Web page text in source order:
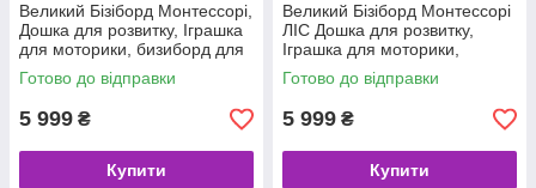
Великий Бізіборд Монтессорі,
Дошка для розвитку, Іграшка
для моторики, бизиборд для
дітей немовлят дерев'яні
іграшки + подаруно
Готово до відправки
5 999 ₴
Купити
Великий Бізіборд Монтессорі
ЛІС Дошка для розвитку,
Іграшка для моторики,
бизиборд для дітей немовлят
дерев'яні іграшки + подаруно
Готово до відправки
5 999 ₴
Купити